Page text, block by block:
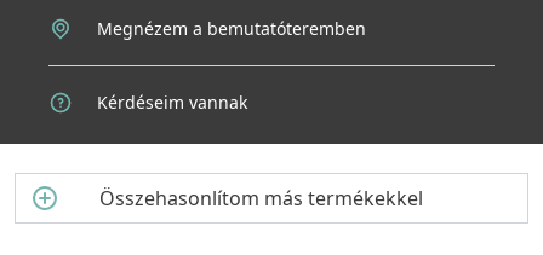
Megnézem a bemutatóteremben
Kérdéseim vannak
Összehasonlítom más termékekkel